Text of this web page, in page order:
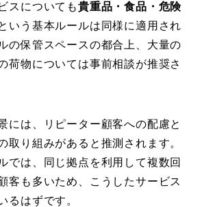
スについても貴重品・食品・危険
いう基本ルールは同様に適用され
の保管スペースの都合上、大量の
荷物については事前相談が推奨さ
には、リピーター顧客への配慮と
取り組みがあると推測されます。
では、同じ拠点を利用して複数回
客も多いため、こうしたサービス
るはずです。